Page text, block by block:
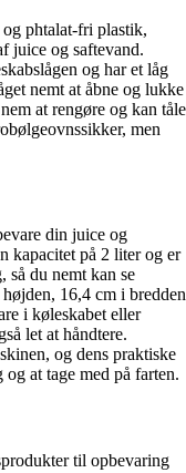
phtalat-fri plastik,
juice og saftevand.
og har et låg
nemt at åbne og lukke
at rengøre og kan tåle
men
din juice og
kapacitet på 2 liter og er
så du nemt kan se
16,4 cm i bredden
i køleskabet eller
let at håndtere.
og dens praktiske
at tage med på farten.
til opbevaring